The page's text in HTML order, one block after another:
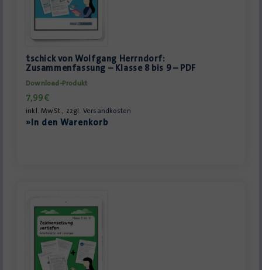
tschick von Wolfgang Herrndorf:
Zusammenfassung – Klasse 8 bis 9 – PDF
Download-Produkt
7,99€
inkl. MwSt., zzgl. Versandkosten
»In den Warenkorb